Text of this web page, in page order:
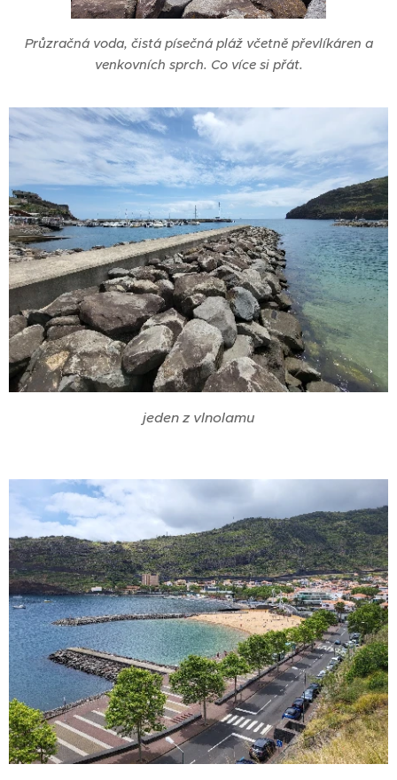
Průzračná voda, čistá písečná pláž včetně převlíkáren a
venkovních sprch. Co více si přát.
jeden z vlnolamu